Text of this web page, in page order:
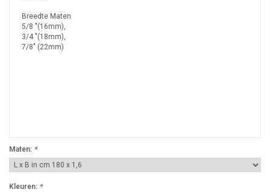
Breedte Maten
5/8 "(16mm),
3/4 "(18mm),
7/8" (22mm)
Maten: *
Kleuren: *